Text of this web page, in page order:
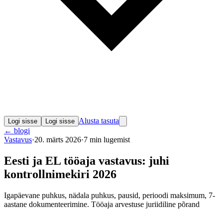
Logi sisse Logi sisse Alusta tasuta
← blogi
Vastavus·20. märts 2026·7 min lugemist
Eesti ja EL tööaja vastavus: juhi
kontrollnimekiri 2026
Igapäevane puhkus, nädala puhkus, pausid, perioodi maksimum, 7-
aastane dokumenteerimine. Tööaja arvestuse juriidiline põrand